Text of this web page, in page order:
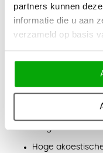
partners kunnen
informatie die u aan
verzameld op basis
onderhoudsvrij is.
verzorging nodig en
uitstraling. Hierdoor is
Inclusief
Volledig
Lange
Hoge